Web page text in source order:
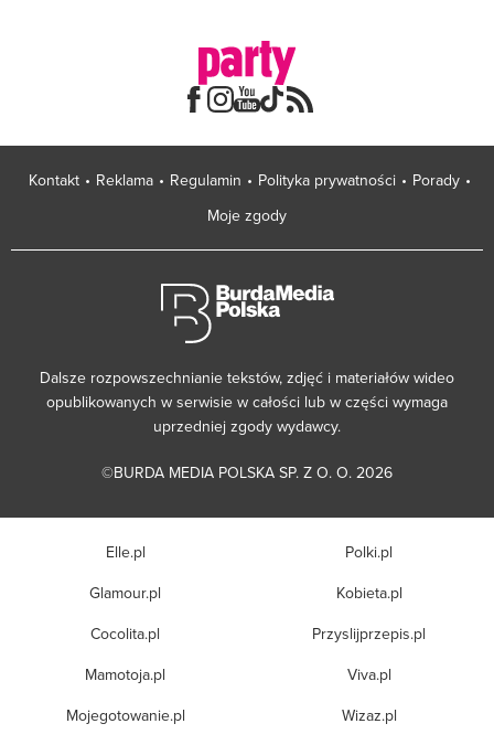
Kontakt Reklama Regulamin Polityka prywatności
Porady
Moje zgody
Dalsze rozpowszechnianie tekstów, zdjęć i materiałów wideo
opublikowanych w serwisie w całości lub w części wymaga
uprzedniej zgody wydawcy.
©BURDA MEDIA POLSKA SP. Z O. O. 2026
Elle.pl
Glamour.pl
Cocolita.pl
Mamotoja.pl
Mojegotowanie.pl
Polki.pl
Kobieta.pl
Przyslijprzepis.pl
Viva.pl
Wizaz.pl